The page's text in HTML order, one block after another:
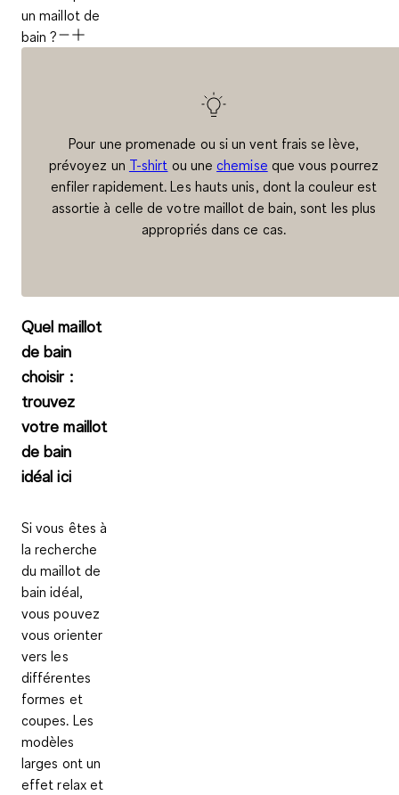
un maillot de
bain ?
Pour une promenade ou si un vent frais se lève,
prévoyez un T-shirt ou une chemise que vous pourrez
enfiler rapidement. Les hauts unis, dont la couleur est
assortie à celle de votre maillot de bain, sont les plus
appropriés dans ce cas.
Quel maillot
de bain
choisir :
trouvez
votre maillot
de bain
idéal ici
Si vous êtes à
la recherche
du maillot de
bain idéal,
vous pouvez
vous orienter
vers les
différentes
formes et
coupes. Les
modèles
larges ont un
effet relax et